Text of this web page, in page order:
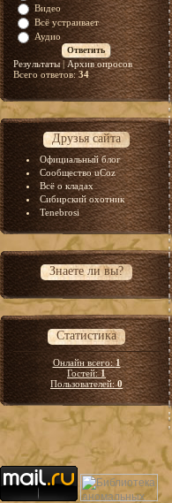
Видео
Всё устраивает
Аудио
Результаты|Архив опросов
Всего ответов:34
Друзья сайта
Официальный блог
Сообщество uCoz
Всё о кладах
Сибирский охотник
Tenebrosi
Знаете ли вы?
Статистика
Онлайн всего:1
Гостей:1
Пользователей:0